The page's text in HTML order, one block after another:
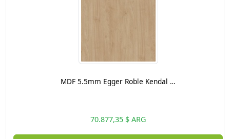
MDF 5.5mm Egger Roble Kendal …
70.877,35 $ ARG